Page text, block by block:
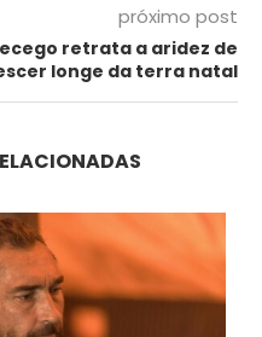
próximo post
retrata a aridez de
longe da terra natal